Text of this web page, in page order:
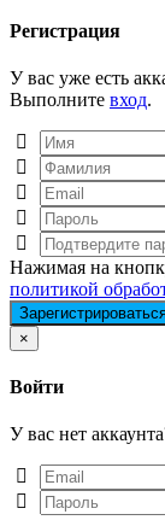
Регистрация
У вас уже есть
Выполните вход.
Нажимая на
политикой
×
Войти
У вас нет